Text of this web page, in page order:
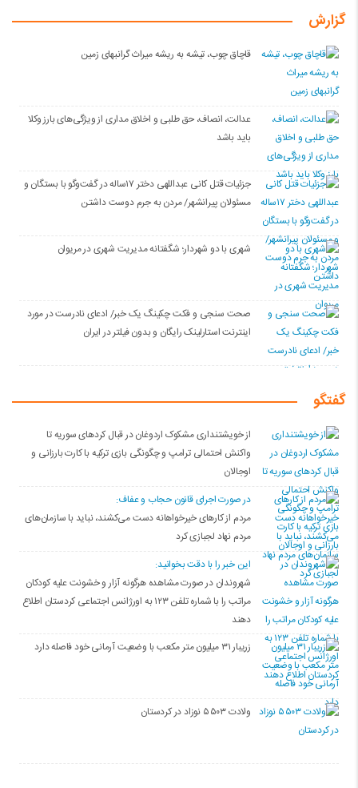
گزارش
قاچاق چوب، تیشه به ریشه میراث گرانبهای زمین
عدالت، انصاف، حق طلبی و اخلاق مداری از ویژگی‌های بارز وکلا
باید باشد
جزئیات قتل کانی عبداللهی دختر ۱۷ساله در گفت‌وگو با بستگان و
مسئولان پیرانشهر/ مردن به جرم دوست داشتن
شهری با دو شهردار؛ شگفتانه مدیریت شهری در مریوان
صحت سنجی و فکت چکینگ یک خبر/ ادعای نادرست در مورد
اینترنت استارلینک رایگان و بدون فیلتر در ایران
گفتگو
از خویشتنداری مشکوک اردوغان در قبال کردهای سوریه تا
واکنش احتمالی ترامپ و چگونگی بازی ترکیه با کارت بارزانی و
اوجالان
در صورت اجرای قانون حجاب و عفاف:
مردم از کارهای خیرخواهانه دست می‌کشند، نباید با سازمان‌های
مردم نهاد لجبازی کرد
این خبر را با دقت بخوانید:
شهروندان در صورت مشاهده هرگونه آزار و خشونت علیه کودکان
مراتب را با شماره تلفن ۱۲۳ به اورژانس اجتماعی کردستان اطلاع
دهند
زریبار ۳۱ میلیون متر مکعب با وضعیت آرمانی خود فاصله دارد
ولادت ۵۵۰۳ نوزاد در کردستان